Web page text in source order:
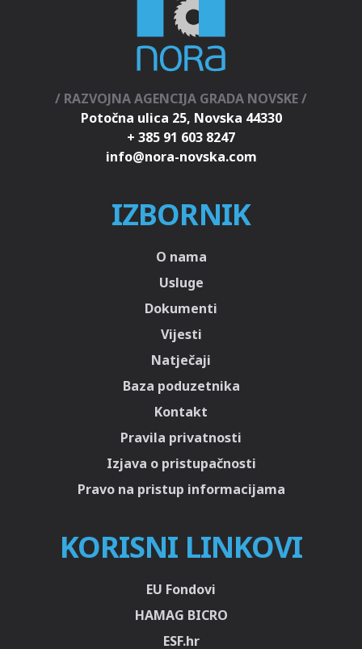
/ RAZVOJNA AGENCIJA GRADA NOVSKE /
Potočna ulica 25, Novska 44330
+ 385 91 603 8247
IZBORNIK
O nama
Usluge
Dokumenti
Vijesti
Natječaji
Baza poduzetnika
Kontakt
Pravila privatnosti
Izjava o pristupačnosti
Pravo na pristup informacijama
KORISNI LINKOVI
EU Fondovi
HAMAG BICRO
ESF.hr